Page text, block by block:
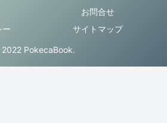
お問合せ
ー
サイトマップ
PokecaBook.